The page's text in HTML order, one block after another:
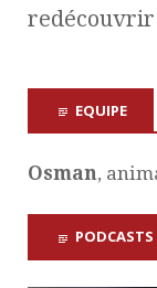
redécouvrir
EQUIPE
Osman,
PODCASTS